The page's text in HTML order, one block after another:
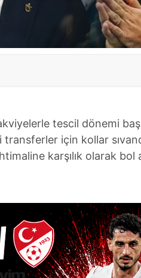
tescil dönemi
için kollar
ihtimaline karşılık olarak